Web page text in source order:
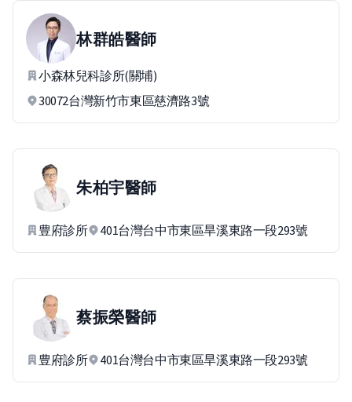
林群皓醫師
小森林兒科診所(關埔)
30072台灣新竹市東區慈濟路3號
朱柏宇醫師
豊府診所 401台灣台中市東區旱溪東路一段293號
蔡振榮醫師
豊府診所 401台灣台中市東區旱溪東路一段293號